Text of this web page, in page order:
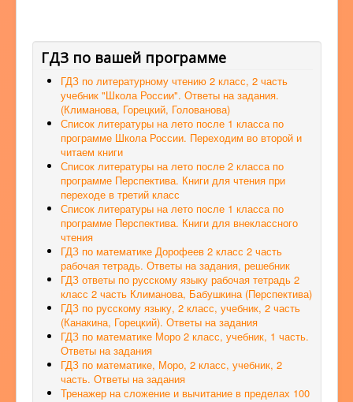
ГДЗ по вашей программе
ГДЗ по литературному чтению 2 класс, 2 часть
учебник "Школа России". Ответы на задания.
(Климанова, Горецкий, Голованова)
Список литературы на лето после 1 класса по
программе Школа России. Переходим во второй и
читаем книги
Список литературы на лето после 2 класса по
программе Перспектива. Книги для чтения при
переходе в третий класс
Список литературы на лето после 1 класса по
программе Перспектива. Книги для внеклассного
чтения
ГДЗ по математике Дорофеев 2 класс 2 часть
рабочая тетрадь. Ответы на задания, решебник
ГДЗ ответы по русскому языку рабочая тетрадь 2
класс 2 часть Климанова, Бабушкина (Перспектива)
ГДЗ по русскому языку, 2 класс, учебник, 2 часть
(Канакина, Горецкий). Ответы на задания
ГДЗ по математике Моро 2 класс, учебник, 1 часть.
Ответы на задания
ГДЗ по математике, Моро, 2 класс, учебник, 2
часть. Ответы на задания
Тренажер на сложение и вычитание в пределах 100